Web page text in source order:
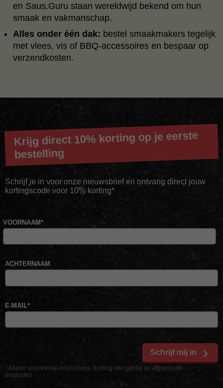
en Saus.Guru staan wereldwijd bekend om hun
smaak en vakmanschap.
Alles onder één dak: bestel smaakmakers tegelijk
met vlees, vis of BBQ‑accessoires en bespaar op
verzendkosten.
Krijg direct 10% korting op je eerste
bestelling
Schrijf je in voor onze nieuwsbrief en ontvang direct jouw
kortingscode voor 10% korting*
* Alleen voor eerste inschrijvers. Korting niet geldig op afgeprijsde
producten
VOORNAAM*
ACHTERNAAM
E-MAIL*
Schrijf mij in